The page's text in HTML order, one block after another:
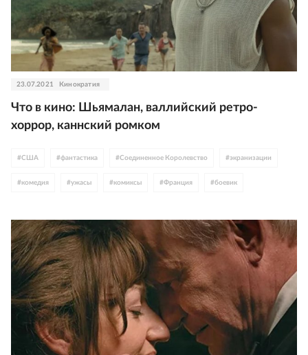
23.07.2021 Кинократия
Что в кино: Шьямалан, валлийский ретро-
хоррор, каннский ромком
#США #фантастика #Соединенное Королевство #экранизации
#комедия #ужасы #комиксы #Франция #боевик
# фильмы по русской классике Сергей Безруков #что идет в кино
# Эстония # М. Найт Шьямалан Сандэнс Уэльс
Северная Ирландия Юрий Колокольников #
# Европа